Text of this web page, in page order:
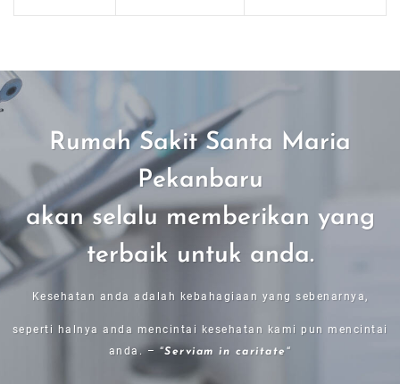
Rumah Sakit Santa Maria
Pekanbaru
akan selalu memberikan yang
terbaik untuk anda.
Kesehatan anda adalah kebahagiaan yang sebenarnya,
seperti halnya anda mencintai kesehatan kami pun mencintai
anda. – “Serviam in caritate “